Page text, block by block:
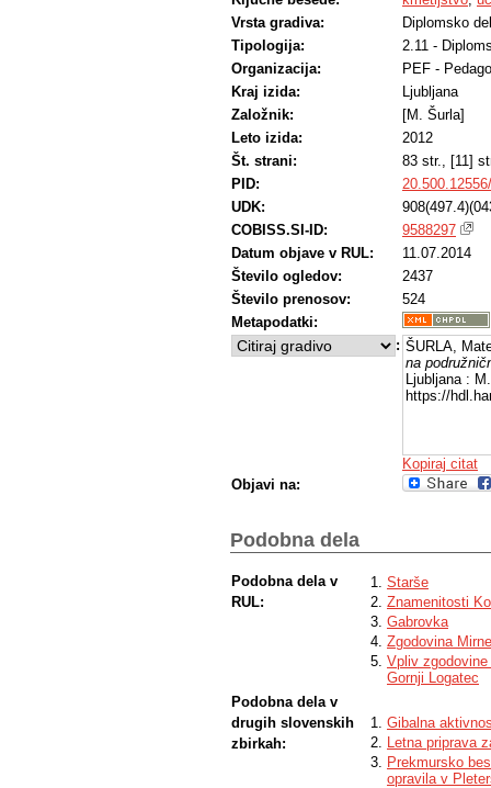
Vrsta gradiva:
Diplomsko
Tipologija:
2.11 -
Organizacija:
PEF -
Kraj izida:
Ljubljana
Založnik:
[M. Šurla]
Leto izida:
2012
Št. strani:
83 str., [11]
PID:
UDK:
COBISS.SI-ID:
9588297
Datum objave v RUL:
11.07.2014
Število ogledov:
2437
Število prenosov:
524
Metapodatki:
: ŠURLA,
na
Ljubljana :
https://
Kopiraj citat
Objavi na:
Podobna dela
Podobna dela v
RUL:
Starše
Znamenitosti
Gabrovka
Zgodovina
Vpliv
Gornji Logatec
Podobna dela v
drugih slovenskih
zbirkah:
Gibalna
Letna priprava
Prekmursko
opravila v